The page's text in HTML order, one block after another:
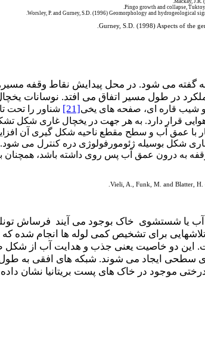
Mackay,
Worsley, P. and Gurney, S.D. (1996) Geomorphology and hydrogeological
Gurney, S.D. (1998) Aspects of the
گفته می شود. در محل پیدایش نقاط وقفه
در طول مسیر اتفاق می افتد. نوسانات
و شیب قاره ای، صفحه های یخی[21] شناور را تحت
قرار دارد. به هر جهت در یخچال غاری شکل
عمق آب و سطح مقطع ناحیه شکل گیری آن افزایش
شکل بوسیله ژئومورفولوژی دره کنترل می
به درون عمق آب پس روی داشته باشد، همچنان
Vieli, A., Funk, M. and Blatter, H.
های موجود در خاک از چند میلی متر تا چند متر متغیر است (شکل 122). تلاشهایی برای
دو خاصیت یعنی جذب و هدایت آب از شکل
موجود در خاک های پست بریتانیا نشان